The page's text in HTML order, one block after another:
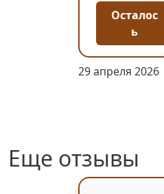
Осталос
ь
29 апреля 2026
Еще отзывы